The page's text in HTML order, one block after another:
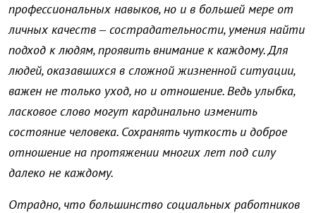
профессиональных навыков, но и в большей мере от
личных качеств – сострадательности, умения найти
подход к людям, проявить внимание к каждому. Для
людей, оказавшихся в сложной жизненной ситуации,
важен не только уход, но и отношение. Ведь улыбка,
ласковое слово могут кардинально изменить
состояние человека. Сохранять чуткость и доброе
отношение на протяжении многих лет под силу
далеко не каждому.
Отрадно, что большинство социальных работников